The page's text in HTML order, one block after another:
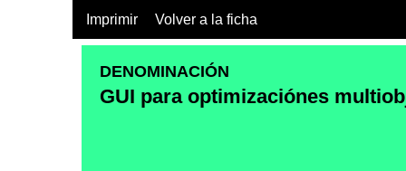
Imprimir Volver a la ficha
DENOMINACIÓN
GUI para optimizaciónes